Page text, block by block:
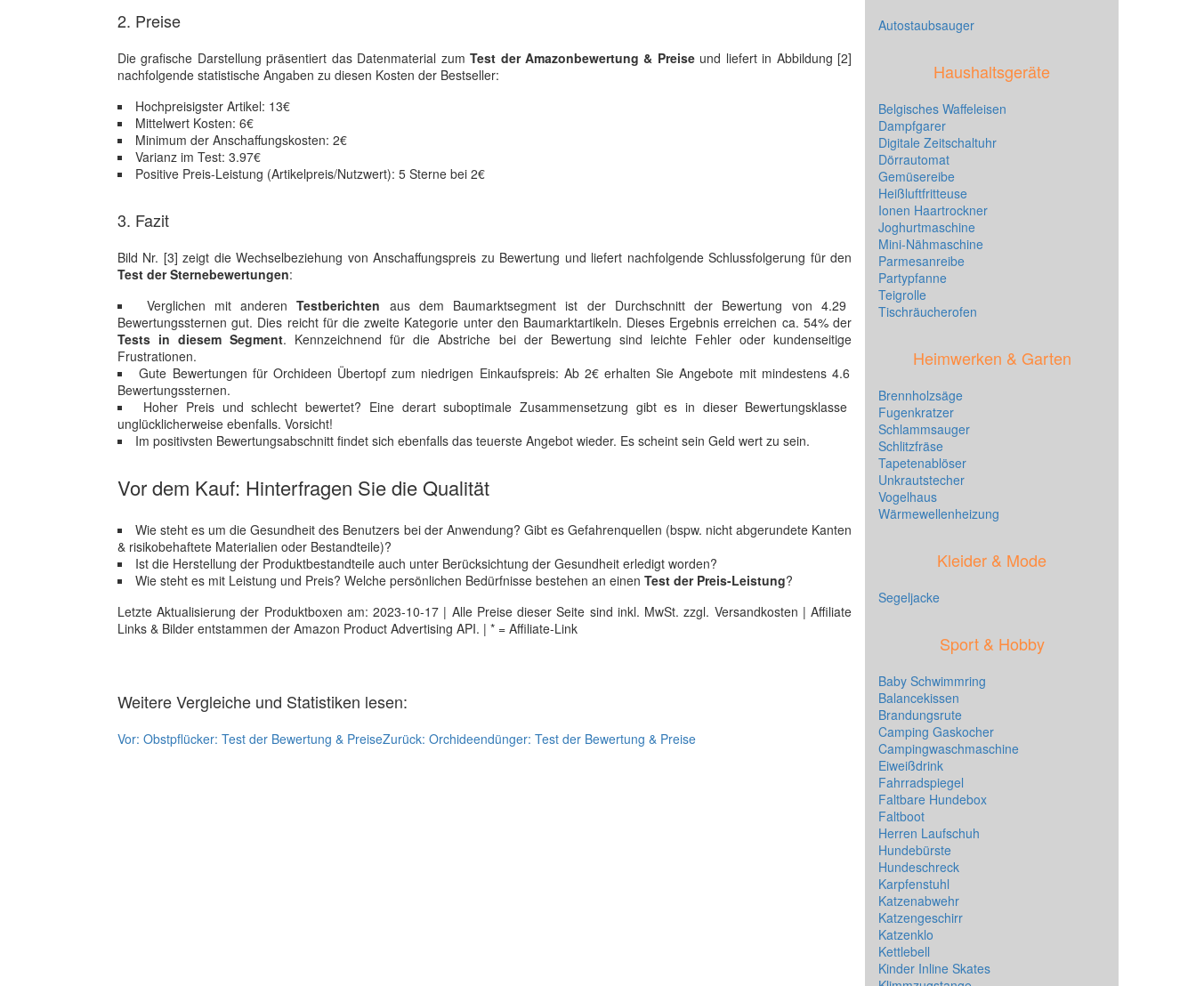
2. Preise
Die grafische Darstellung präsentiert das Datenmaterial zumTest der Amazonbewertung & Preiseund liefert in Abbildung [2]
nachfolgende statistische Angaben zu diesen Kosten der Bestseller:
Hochpreisigster Artikel: 13€
Mittelwert Kosten: 6€
Minimum der Anschaffungskosten: 2€
Varianz im Test: 3.97€
Positive Preis-Leistung (Artikelpreis/Nutzwert): 5 Sterne bei 2€
3. Fazit
Bild Nr. [3] zeigt die Wechselbeziehung von Anschaffungspreis zu Bewertung und liefert nachfolgende Schlussfolgerung für den
Test der Sternebewertungen:
Verglichen mit anderenTestberichten aus dem Baumarktsegment ist der Durchschnitt der Bewertung von 4.29
Bewertungssternen gut. Dies reicht für die zweite Kategorie unter den Baumarktartikeln. Dieses Ergebnis erreichen ca. 54% der
Tests in diesem Segment. Kennzeichnend für die Abstriche bei der Bewertung sind leichte Fehler oder kundenseitige
Frustrationen.
Gute Bewertungen für Orchideen Übertopf zum niedrigen Einkaufspreis: Ab 2€ erhalten Sie Angebote mit mindestens 4.6
Bewertungssternen.
Hoher Preis und schlecht bewertet? Eine derart suboptimale Zusammensetzung gibt es in dieser Bewertungsklasse
unglücklicherweise ebenfalls. Vorsicht!
Im positivsten Bewertungsabschnitt findet sich ebenfalls das teuerste Angebot wieder. Es scheint sein Geld wert zu sein.
Vor dem Kauf: Hinterfragen Sie die Qualität
Wie steht es um die Gesundheit des Benutzers bei der Anwendung? Gibt es Gefahrenquellen (bspw. nicht abgerundete Kanten
& risikobehaftete Materialien oder Bestandteile)?
Ist die Herstellung der Produktbestandteile auch unter Berücksichtung der Gesundheit erledigt worden?
Wie steht es mit Leistung und Preis? Welche persönlichen Bedürfnisse bestehen an einen Test der Preis-Leistung?
Letzte Aktualisierung der Produktboxen am: 2023-10-17 | Alle Preise dieser Seite sind inkl. MwSt. zzgl. Versandkosten | Affiliate
Links & Bilder entstammen der Amazon Product Advertising API. | * = Affiliate-Link
Weitere Vergleiche und Statistiken lesen:
Vor: Obstpflücker: Test der Bewertung & PreiseZurück: Orchideendünger: Test der Bewertung & Preise
Autostaubsauger
Haushaltsgeräte
Belgisches Waffeleisen
Dampfgarer
Digitale Zeitschaltuhr
Dörrautomat
Gemüsereibe
Heißluftfritteuse
Ionen Haartrockner
Joghurtmaschine
Mini-Nähmaschine
Parmesanreibe
Partypfanne
Teigrolle
Tischräucherofen
Heimwerken & Garten
Brennholzsäge
Fugenkratzer
Schlammsauger
Schlitzfräse
Tapetenablöser
Unkrautstecher
Vogelhaus
Wärmewellenheizung
Kleider & Mode
Segeljacke
Sport & Hobby
Baby Schwimmring
Balancekissen
Brandungsrute
Camping Gaskocher
Campingwaschmaschine
Eiweißdrink
Fahrradspiegel
Faltbare Hundebox
Faltboot
Herren Laufschuh
Hundebürste
Hundeschreck
Karpfenstuhl
Katzenabwehr
Katzengeschirr
Katzenklo
Kettlebell
Kinder Inline Skates